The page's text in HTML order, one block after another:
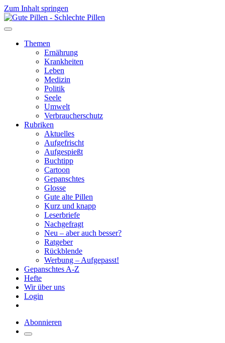
Zum Inhalt springen
Themen
Ernährung
Krankheiten
Leben
Medizin
Politik
Seele
Umwelt
Verbraucherschutz
Rubriken
Aktuelles
Aufgefrischt
Aufgespießt
Buchtipp
Cartoon
Gepanschtes
Glosse
Gute alte Pillen
Kurz und knapp
Leserbriefe
Nachgefragt
Neu – aber auch besser?
Ratgeber
Rückblende
Werbung – Aufgepasst!
Gepanschtes A-Z
Hefte
Wir über uns
Login
Abonnieren